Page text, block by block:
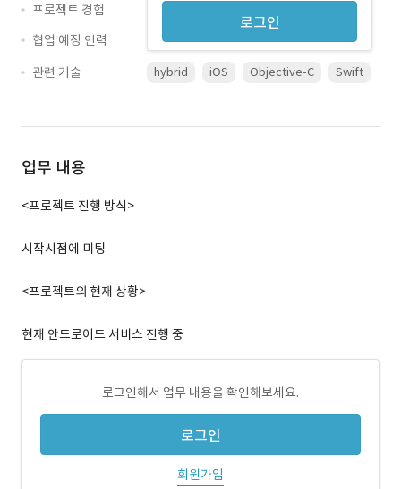
로그인
프로젝트 경험
협업 예정 인력
관련 기술
hybrid iOS Objective-C Swift
업무 내용
<프로젝트 진행 방식>
시작시점에 미팅
<프로젝트의 현재 상황>
현재 안드로이드 서비스 진행 중
로그인해서 업무 내용을 확인해보세요.
로그인
회원가입